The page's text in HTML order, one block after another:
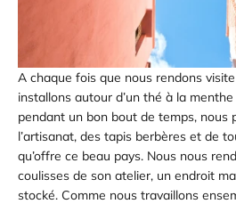
A chaque fois que nous rendons
installons autour d’un thé à la
pendant un bon bout de temps, nous
l’artisanat, des tapis berbères et de
qu’offre ce beau pays. Nous nous
coulisses de son atelier, un endroit
stocké. Comme nous travaillons